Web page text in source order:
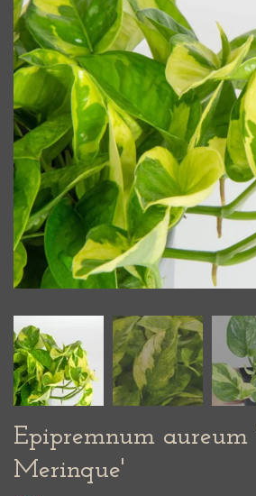
Epipremnum aureum
Merinque'